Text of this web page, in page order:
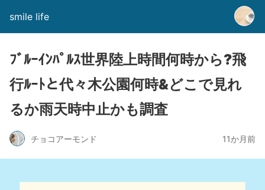
smile life
ﾌﾞﾙｰｲﾝﾊﾟﾙｽ世界陸上時間何時から?飛
行ﾙｰﾄと代々木公園何時&どこで見れ
るか雨天時中止かも調査
チョコアーモンド 11か月前